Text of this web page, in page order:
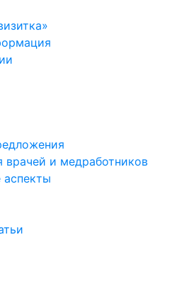
врачей и медработников